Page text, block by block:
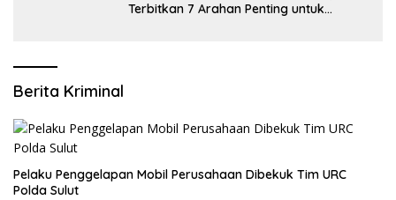
Terbitkan 7 Arahan Penting untuk
Berita Kriminal
​Pelaku Penggelapan Mobil Perusahaan Dibekuk Tim URC
Polda Sulut